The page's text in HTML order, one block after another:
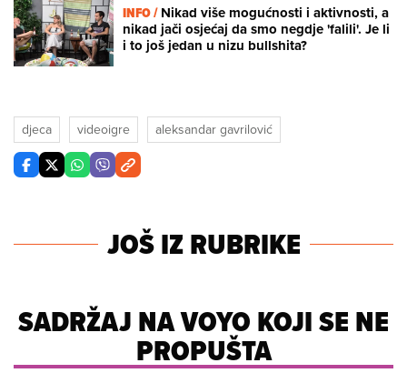
INFO /Nikad više mogućnosti i aktivnosti, a
nikad jači osjećaj da smo negdje 'falili'. Je li
i to još jedan u nizu bullshita?
djeca videoigre aleksandar gavrilović
JOŠ IZ RUBRIKE
SADRŽAJ NA VOYO KOJI SE NE
PROPUŠTA